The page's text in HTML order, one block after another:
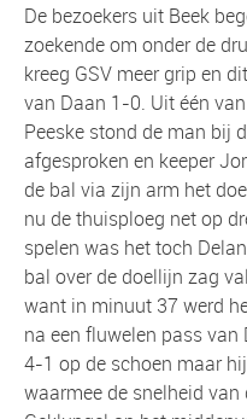
De bezoekers uit Beek
zoekende om onder de
kreeg GSV meer grip en
van Daan 1-0. Uit één
Peeske stond de man bij
afgesproken en keeper
de bal via zijn arm het
nu de thuisploeg net op
spelen was het toch
bal over de doellijn zag
want in minuut 37 werd
na een fluwelen pass
4-1 op de schoen maar
waarmee de snelheid